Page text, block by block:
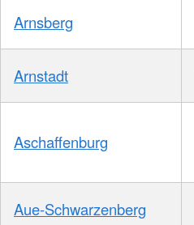
Arnsberg
Arnstadt
Aschaffenburg
Aue-Schwarzenberg